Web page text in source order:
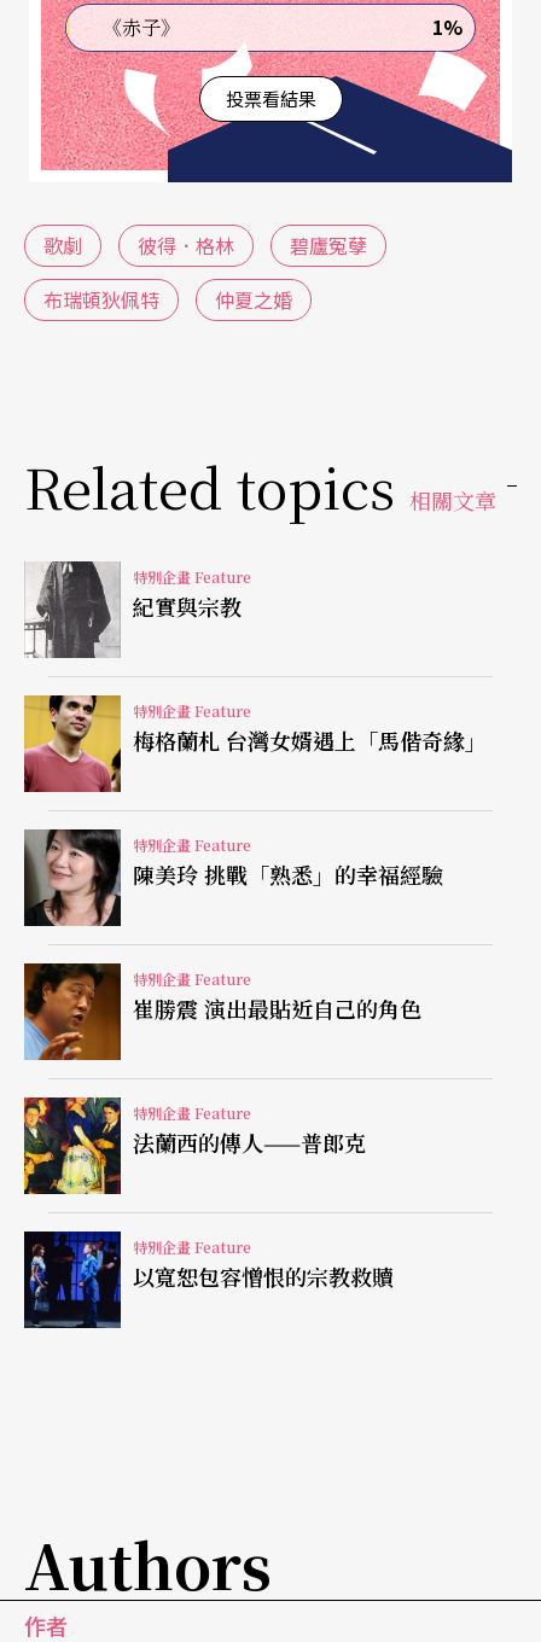
文學的傑出，是有目共睹的。但這或許正是歌劇在
二十世紀中以前的英國無法盛行的原因，換句話
說，英國戲劇的傳統已經成為一種強大的風格，主
導了整個民族的口味，英語文字的精妙使用，英式
數英國作曲家，無法在外來的音樂形式（歌劇）和
本土的戲劇文學當中找到平衡。（註1）
盾，英國人終於找到屬於自己的歌劇，而在國際
布瑞頓著眼邊緣人，《
布瑞頓所寫的歌劇的主人翁多半是被社會歧視或壓
迫的個人，在社會以及角色自身的心理壓力下導致
的種種悲劇（除了取材莎士比亞喜劇的《仲夏夜之
夢》外）。他的首部歌劇是一九四一年的《保羅．
班揚》Paul Bunyan，由好友W. H. Auden（1907-1
973）寫劇本，以美國民間故事中的伐木工人Bunya
n為主角，敘述伐木工人成為工廠工人的故事；這部
歌劇首演後，樂評級觀眾的反應不佳，原因或許是
在於美國觀眾對於英國人寫作「美國民間故事」的
角度的不認同所產生的。無論如何，布瑞頓的下一
部歌劇《彼得．格林》Peter Grimes
所造成的震撼和回響，不僅是布瑞頓及劇作家史拉
特（Montagu Slater，1902-1956）始料未及，也奠
定了布瑞頓為二十世紀最重要的作曲家之一的地
位，其受歡迎的程度，繼續延燒到這一個世紀，
《彼得．格林》至今仍是國際歌劇舞台上經常上演
6）在讀了克拉博的詩之後大受感動，便計畫將它寫
成歌劇，主人翁《彼得．格林》的個性也在布瑞頓
《赤子》 1%
投票看結果
歌劇 彼得．格林
碧廬冤孽
布瑞頓狄佩特
仲夏之婚
Related topics 相關文章
特別企畫 Feature
紀實與宗教
特別企畫 Feature
梅格蘭札 台灣女婿遇上「馬偕奇緣」
特別企畫 Feature
陳美玲 挑戰「熟悉」的幸福經驗
特別企畫 Feature
崔勝震 演出最貼近自己的角色
特別企畫 Feature
法蘭西的傳人——普郎克
特別企畫 Feature
以寬恕包容憎恨的宗教救贖
Authors
作者